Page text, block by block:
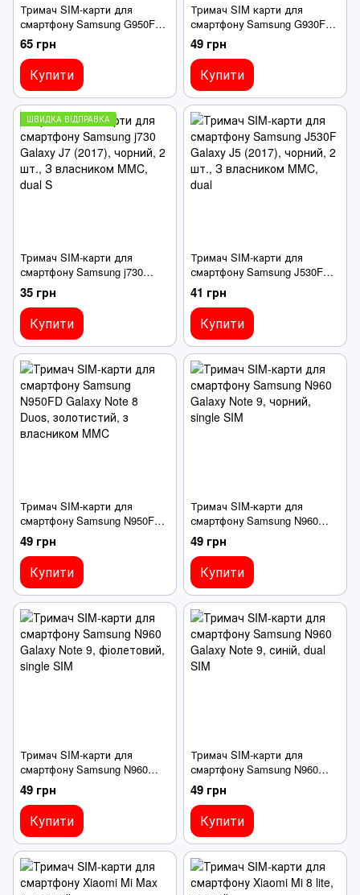
Тримач SIM-карти для
смартфону Samsung G950FD,
G955FD Galaxy S8 Plus,
сірий, single SIM
65 грн
Купити
Тримач SIM карти для
смартфону Samsung G930F
Galaxy S7, чорний
49 грн
Купити
ШВИДКА ВІДПРАВКА
Тримач SIM-карти для
смартфону Samsung j730
Galaxy J7 (2017), чорний, 2
шт., З власником MMC, dual
S
35 грн
Купити
Тримач SIM-карти для
смартфону Samsung J530F
Galaxy J5 (2017), чорний, 2
шт., З власником MMC, dual
41 грн
Купити
Тримач SIM-карти для
смартфону Samsung N950FD
Galaxy Note 8 Duos,
золотистий, з власником
MMC
49 грн
Купити
Тримач SIM-карти для
смартфону Samsung N960
Galaxy Note 9, чорний, single
SIM
49 грн
Купити
Тримач SIM-карти для
смартфону Samsung N960
Galaxy Note 9, фіолетовий,
single SIM
49 грн
Купити
Тримач SIM-карти для
смартфону Samsung N960
Galaxy Note 9, синій, dual SIM
49 грн
Купити